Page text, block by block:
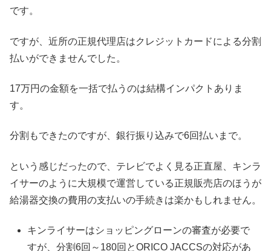
です。
ですが、近所の正規代理店はクレジットカードによる分割
払いができませんでした。
17万円の金額を一括で払うのは結構インパクトありま
す。
分割もできたのですが、銀行振り込みで6回払いまで。
という感じだったので、テレビでよく見る正直屋、キンラ
イサーのように大規模で運営している正規販売店のほうが
給湯器交換の費用の支払いの手続きは楽かもしれません。
キンライサーはショッピングローンの審査が必要で
すが、分割6回～180回とORICO JACCSの対応があ